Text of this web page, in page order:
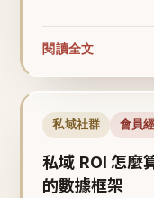
閱讀全文
私域社群 會員
私域 ROI 怎麼
的數據框架